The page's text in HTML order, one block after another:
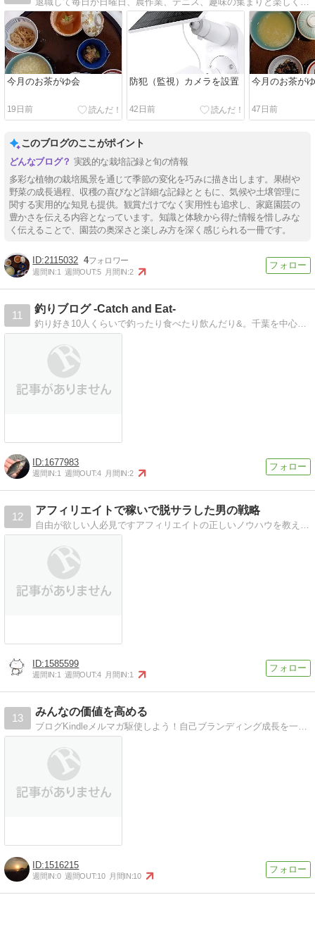
今月のお茶がゆ会
19日前
防犯（監視）カメラを設置
42日前
今月のお茶が
47日前
このブログのここがポイント
実践的な栽培記録と旬の情報
多彩な植物の栽培風景を通じて季節の変化を巧みに描き出します。果樹や
野菜の成長過程、収穫の喜びなど詳細な記録とともに、気候や土壌管理に
関する実用的な知見も提供。観賞だけでなく実用性も追求し、家庭園芸の
豊かさを伝える内容となっています。知識と体験から得た情報を惜しみな
く伝えることで、園芸の奥深さと楽しみ方を深く感じられる一冊です。
2115032 4
週間IN:1 週間OUT:5 月間IN:2
11
釣りブログ -Catch and Eat-
釣り好き10人くらいで釣ったり食べたり飲んだり&。千葉を中心に月一で活動してます！ツイッターはこちらから：@ChibaTsuribu
1677983
週間IN:1 週間OUT:4 月間IN:2
12
アフィリエイトで稼いで脱サラした男の戦略
自由が欲しい人必見ですアフィリエイトの正しいノウハウを教えます。成功法を詳しく説明。
1585599
週間IN:1 週間OUT:4 月間IN:1
13
みんなの価値を高める
ブログKindleメルマガ駆使しよう！自己ブランディング成長を一緒に行動し成長する
1516215
週間IN:0 週間OUT:10 月間IN:10
【Tips】気になるブログをフォロー。
登録不要。更新を逃さずキャッチ！